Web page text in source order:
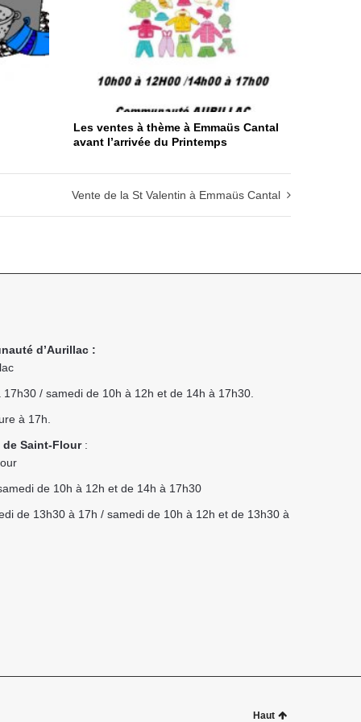
Les ventes à thème à Emmaüs Cantal
avant l’arrivée du Printemps
Vente de la St Valentin à Emmaüs Cantal
d’Aurillac :
/ samedi de 10h à 12h et de 14h à 17h30.
à 17h.
de Saint-Flour:
de 10h à 12h et de 14h à 17h30
de 13h30 à 17h / samedi de 10h à 12h et de 13h30 à
Haut